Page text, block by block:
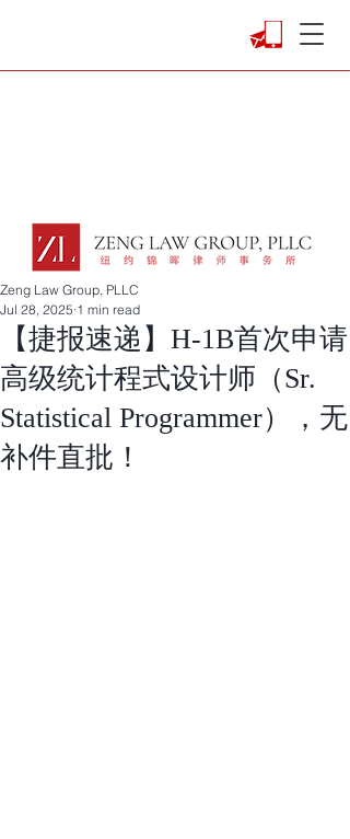
【捷报速递】H-1B首次申请
高级统计程式设计师（Sr.
Statistical Programmer），无
补件直批！
Zeng Law Group, PLLC
Jul 28, 2025 1 min read